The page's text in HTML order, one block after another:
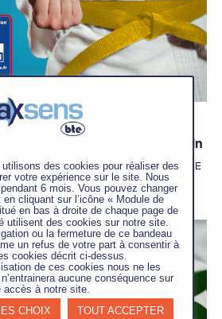
-juin 25 @ 17 h 00 min
Six Sigma éligible CPF – Juin
ALEXIS DE TOCQUEVILLE, TOULOUSE
des cookies pour réaliser des
votre expérience sur le site. Nous
6 mois. Vous pouvez changer
cliquant sur l’icône « Module de
en bas à droite de chaque page de
utilisent des cookies sur notre site.
ou la fermeture de ce bandeau
un refus de votre part à consentir à
cookies décrit ci-dessus.
de ces cookies nous ne les
aucune conséquence sur
accès à notre site.
CHOIX
TOUT ACCEPTER